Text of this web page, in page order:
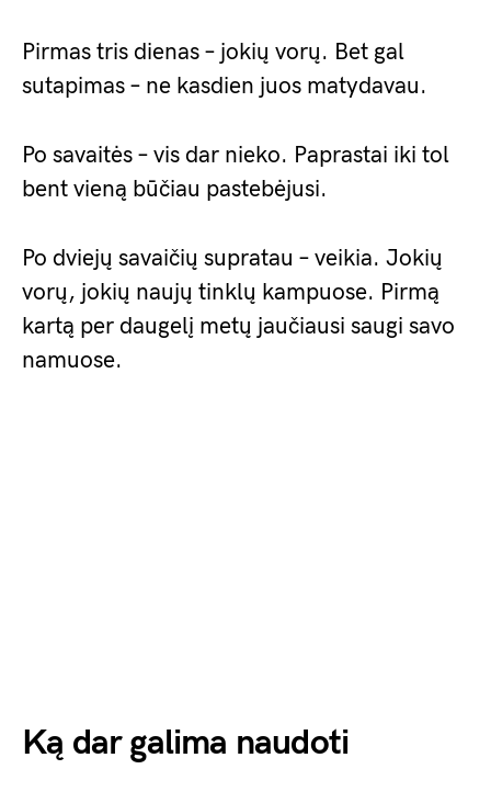
Pirmas tris dienas – jokių vorų. Bet gal
sutapimas – ne kasdien juos matydavau.
Po savaitės – vis dar nieko. Paprastai iki tol
bent vieną būčiau pastebėjusi.
Po dviejų savaičių supratau – veikia. Jokių
vorų, jokių naujų tinklų kampuose. Pirmą
kartą per daugelį metų jaučiausi saugi savo
namuose.
Ką dar galima naudoti